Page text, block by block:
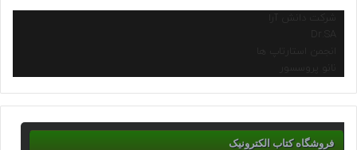
شرکت دانش آرا
انجمن استارتاپ ها
نانو پروسسور
فروشگاه کتاب الکترونیک